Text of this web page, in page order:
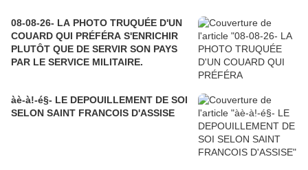
08-08-26- LA PHOTO TRUQUÉE D'UN
COUARD QUI PRÉFÉRA S'ENRICHIR
PLUTÔT QUE DE SERVIR SON PAYS
PAR LE SERVICE MILITAIRE.
àè-à!-é§- LE DEPOUILLEMENT DE SOI
SELON SAINT FRANCOIS D'ASSISE